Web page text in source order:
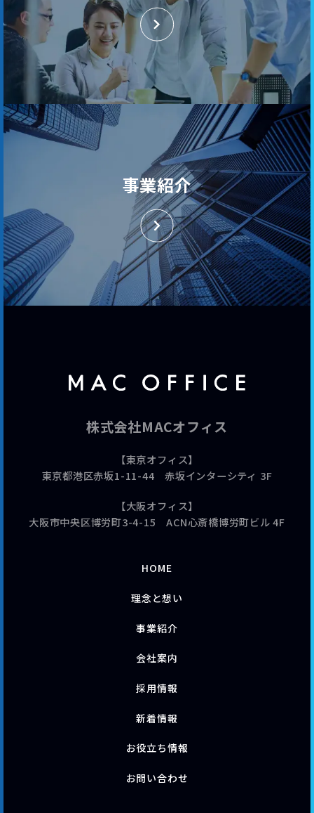
事業紹介
株式会社MACオフィス
【東京オフィス】
東京都港区赤坂1-11-44 赤坂インターシティ 3F
【大阪オフィス】
大阪市中央区博労町3-4-15 ACN心斎橋博労町ビル 4F
HOME
理念と想い
事業紹介
会社案内
採用情報
新着情報
お役立ち情報
お問い合わせ